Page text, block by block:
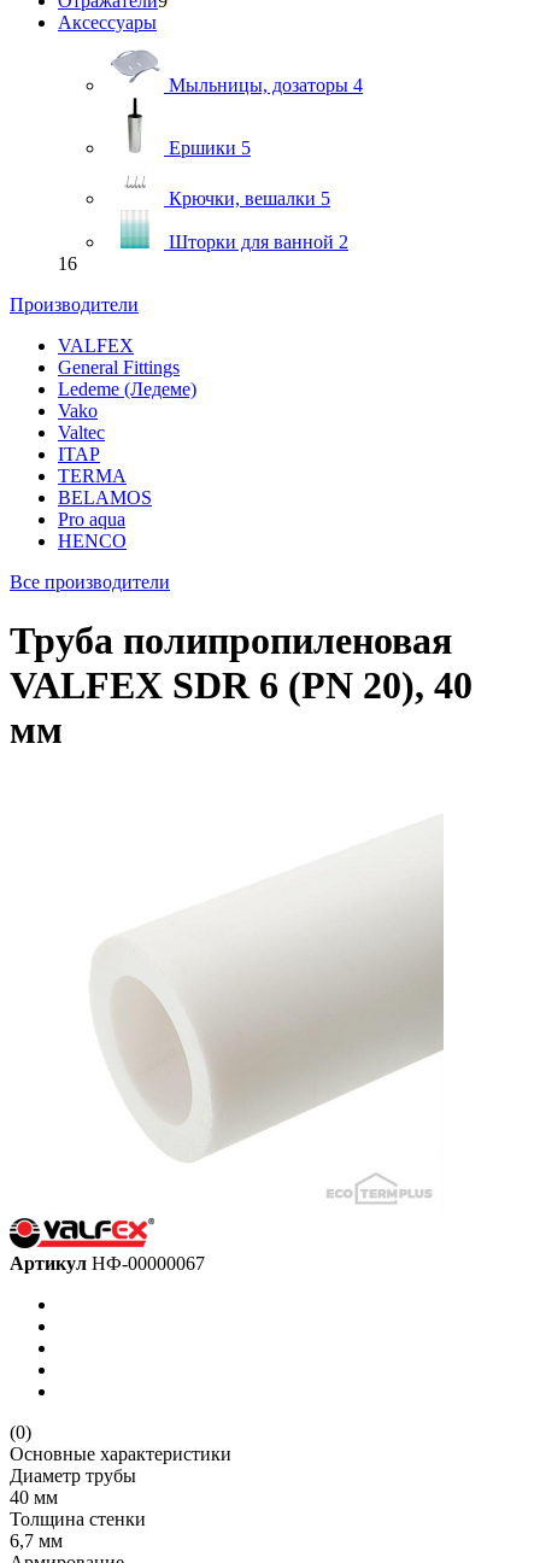
Аксессуары
Мыльницы, дозаторы 4
Ершики 5
Крючки, вешалки 5
Шторки для ванной 2
16
Производители
VALFEX
General Fittings
Ledeme (Ледеме)
Vako
Valtec
ITAP
TERMA
BELAMOS
Pro aqua
HENCO
Все производители
Труба полипропиленовая
VALFEX SDR 6 (PN 20), 40
мм
Артикул НФ-00000067
(0)
Основные характеристики
Диаметр трубы
40 мм
Толщина стенки
6,7 мм